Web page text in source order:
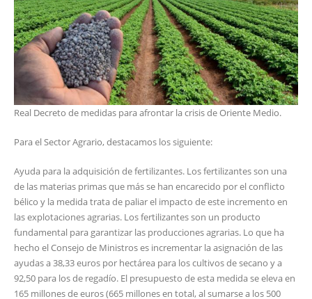
Real Decreto de medidas para afrontar la crisis de Oriente Medio.
Para el Sector Agrario, destacamos los siguiente:
Ayuda para la adquisición de fertilizantes. Los fertilizantes son una
de las materias primas que más se han encarecido por el conflicto
bélico y la medida trata de paliar el impacto de este incremento en
las explotaciones agrarias. Los fertilizantes son un producto
fundamental para garantizar las producciones agrarias. Lo que ha
hecho el Consejo de Ministros es incrementar la asignación de las
ayudas a 38,33 euros por hectárea para los cultivos de secano y a
92,50 para los de regadío. El presupuesto de esta medida se eleva en
165 millones de euros (665 millones en total, al sumarse a los 500